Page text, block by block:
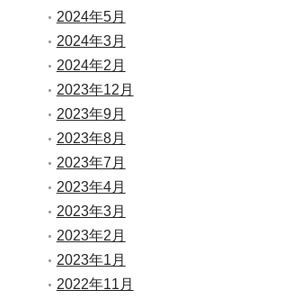
2024年5月
2024年3月
2024年2月
2023年12月
2023年9月
2023年8月
2023年7月
2023年4月
2023年3月
2023年2月
2023年1月
2022年11月